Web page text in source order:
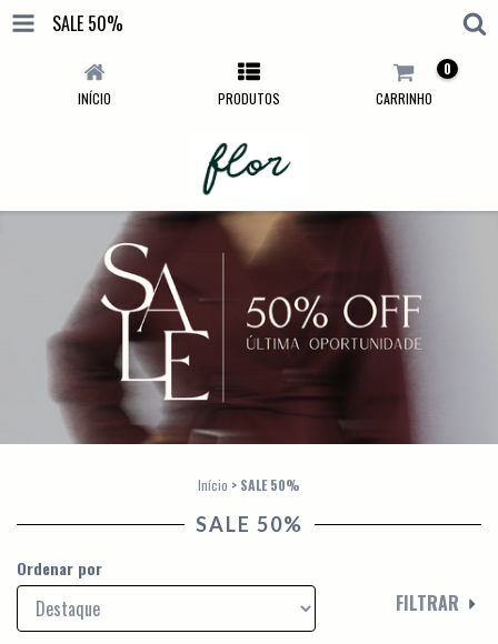
SALE 50%
INÍCIO PRODUTOS CARRINHO
0
Início > SALE 50%
SALE 50%
Ordenar por
FILTRAR